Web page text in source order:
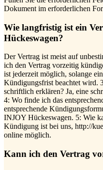
Dokument im erforderlichen
Wie langfristig ist ein
Hückeswagen?
Der Vertrag ist meist auf
ich den Vertrag vorzeitig
ist jederzeit möglich, solange
Kündigungsfrist beachtet wird.
schriftlich erklären? Ja, eine
4: Wo finde ich das
entsprechende
INJOY Hückeswagen. 5: Wie
Kündigung ist bei uns, http://
online möglich.
Kann ich den Vertrag